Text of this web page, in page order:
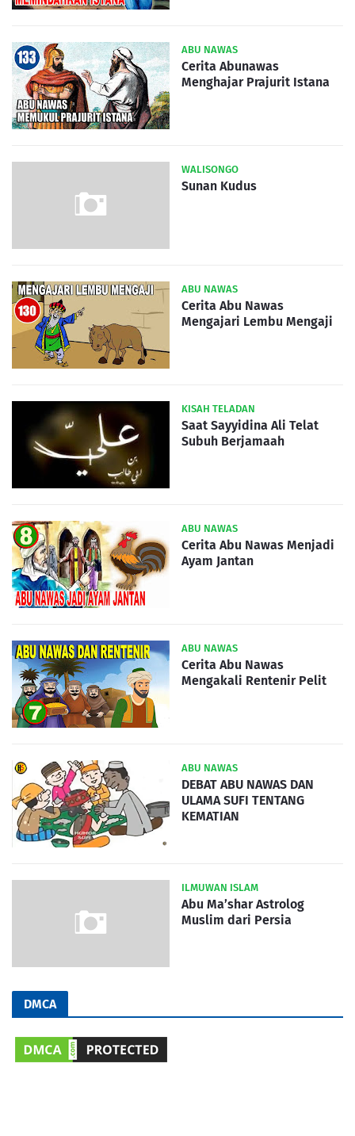
ABU NAWAS
Cerita Abunawas
Menghajar Prajurit Istana
WALISONGO
Sunan Kudus
ABU NAWAS
Cerita Abu Nawas
Mengajari Lembu Mengaji
KISAH TELADAN
Saat Sayyidina Ali Telat
Subuh Berjamaah
ABU NAWAS
Cerita Abu Nawas Menjadi
Ayam Jantan
ABU NAWAS
Cerita Abu Nawas
Mengakali Rentenir Pelit
ABU NAWAS
DEBAT ABU NAWAS DAN
ULAMA SUFI TENTANG
KEMATIAN
ILMUWAN ISLAM
Abu Ma’shar Astrolog
Muslim dari Persia
DMCA